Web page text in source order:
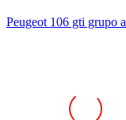
Peugeot 106 gti grupo a